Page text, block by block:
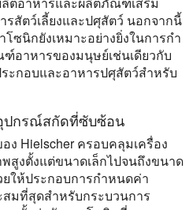
สัตว์เลี้ยงและปศุสัตว์ นอกจากนี้
ซนิกยังเหมาะอย่างยิ่งในการกํา
อาหารของมนุษย์เช่นเดียวกับ
ะกอบและอาหารปศุสัตว์สําหรับ
อุปกรณ์สกัดที่ซับซ้อน
Hielscher ครอบคลุมเครื่อง
สูงตั้งแต่ขนาดเล็กไปจนถึงขนาด
ให้ประกอบการกําหนดค่า
มที่สุดสําหรับกระบวนการ